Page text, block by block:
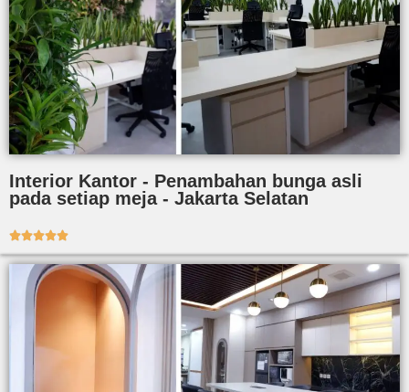
Interior Kantor - Penambahan bunga asli
pada setiap meja - Jakarta Selatan
